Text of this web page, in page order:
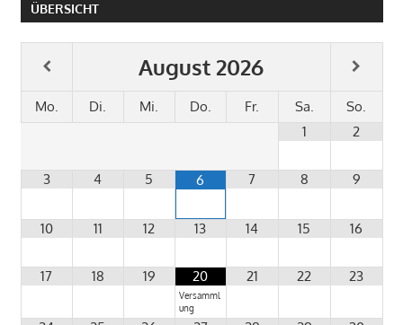
ÜBERSICHT
August 2026
Mo. Di. Mi. Do. Fr. Sa.
So.
1
2
3 4 5 6 7 8 9
10 11 12 13 14 15 16
17 18 19 20
Versamml
ung
21 22 23